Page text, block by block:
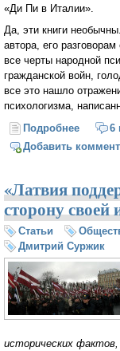
«Ди Пи в Италии».
Да, эти книги
автора, его
все черты народной
гражданской войн,
все это нашло
психологизма,
Подробнее о
6
Добавить
«Латвия
сторону своей
Статьи
Дмитрий Суржик
исторических